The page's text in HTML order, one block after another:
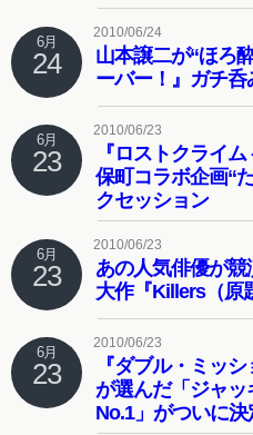
6月
24
2010/06/24
山本譲二が“ほろ
ーバー！』ガチ
6月
23
2010/06/23
『ロストクライ
保町コラボ企画“
クセッション
6月
23
2010/06/23
あの人気俳優が
大作『Killers（原
6月
23
2010/06/23
『ダブル・ミッ
が選んだ「ジャ
No.1」がついに決